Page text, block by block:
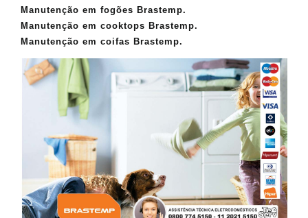
Manutenção em fogões Brastemp.
Manutenção em cooktops Brastemp.
Manutenção em coifas Brastemp.